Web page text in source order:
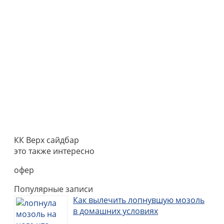
КК Верх сайдбар
это также интересно
офер
Популярные записи
Как вылечить лопнувшую мозоль
в домашних условиях